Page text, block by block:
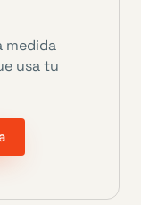
medida
usa tu